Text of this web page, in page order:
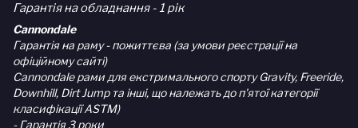
Гарантія на обладнання - 1 рік
Cannondale
Гарантія на раму - пожиттєва (за умови реєстрації на
офіційному сайті)
Cannondale рами для екстримального спорту Gravity, Freeride,
Downhill, Dirt Jump та інші, що належать до п'ятої категорії
класифікації ASTM)
- Гарантія 3 роки